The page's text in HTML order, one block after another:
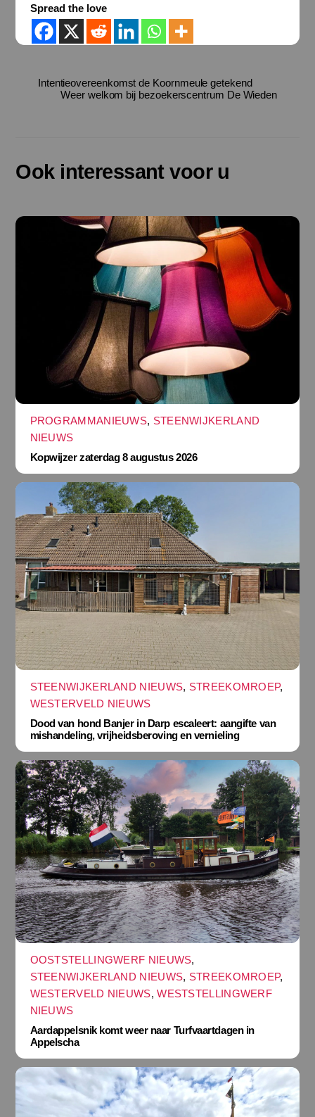
Spread the love
Intentieovereenkomst de Koornmeule getekend
Weer welkom bij bezoekerscentrum De Wieden
Ook interessant voor u
PROGRAMMANIEUWS, STEENWIJKERLAND
NIEUWS
Kopwijzer zaterdag 8 augustus 2026
STEENWIJKERLAND NIEUWS, STREEKOMROEP,
WESTERVELD NIEUWS
Dood van hond Banjer in Darp escaleert: aangifte van
mishandeling, vrijheidsberoving en vernieling
OOSTSTELLINGWERF NIEUWS,
STEENWIJKERLAND NIEUWS, STREEKOMROEP,
WESTERVELD NIEUWS,WESTSTELLINGWERF
NIEUWS
Aardappelsnik komt weer naar Turfvaartdagen in
Appelscha